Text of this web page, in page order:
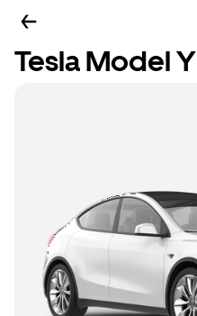
Tesla Model Y